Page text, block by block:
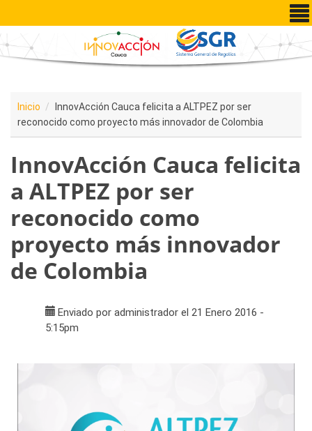
Pasar al contenido principal
Inicio
InnovAcción Cauca felicita a ALTPEZ por ser
reconocido como proyecto más innovador de Colombia
InnovAcción Cauca felicita
a ALTPEZ por ser
reconocido como
proyecto más innovador
de Colombia
Enviado por administrador el 21 Enero 2016 -
5:15pm